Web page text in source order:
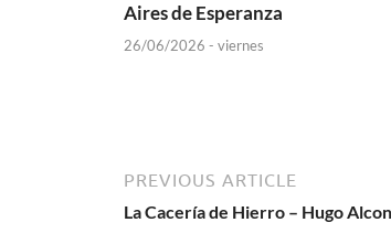
Aires de Esperanza
26/06/2026 - viernes
PREVIOUS ARTICLE
La Cacería de Hierro – Hugo